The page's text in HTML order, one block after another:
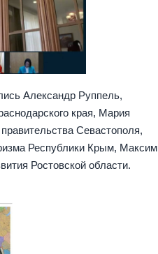
Александр Руппель,
края, Мария
Севастополя,
Республики Крым, Максим
Ростовской области.